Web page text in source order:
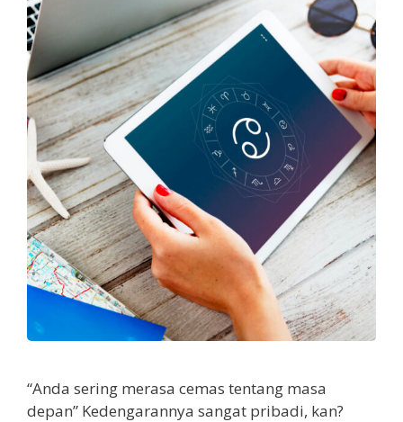
“Anda sering merasa cemas tentang masa
depan” Kedengarannya sangat pribadi, kan?